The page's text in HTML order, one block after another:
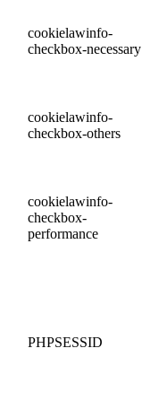
cookielawinfo-
checkbox-necessary
cookielawinfo-
checkbox-others
cookielawinfo-
checkbox-
performance
PHPSESSID